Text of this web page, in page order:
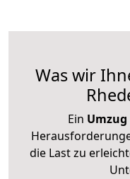
Was wir
Ein Umzug
die Last zu